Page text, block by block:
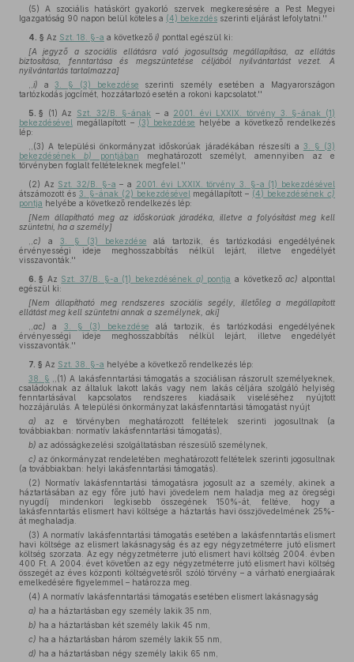
(5) A szociális hatáskört gyakorló szervek megkeresésére a Pest Megyei
Igazgatóság 90 napon belül köteles a (4) bekezdés szerinti eljárást lefolytatni.''
4. § Az Szt. 18. §-a a következő i) ponttal egészül ki:
[A jegyző a szociális ellátásra való jogosultság megállapítása, az ellátás
biztosítása, fenntartása és megszüntetése céljából nyilvántartást vezet. A
nyilvántartás tartalmazza]
i) a3. § (3) bekezdése szerinti személy esetében a Magyarországon
tartózkodás jogcímét, hozzátartozó esetén a rokoni kapcsolatot.''
5. § (1) Az Szt. 32/B. §-ának – a 2001. évi LXXIX. törvény 3. §-ának (1)
bekezdésével megállapított – (3) bekezdése helyébe a következő rendelkezés
lép:
,,(3) A települési önkormányzat időskorúak járadékában részesíti a 3. § (3)
bekezdésénekb) pontjában meghatározott személyt, amennyiben az e
törvényben foglalt feltételeknek megfelel.''
(2) Az Szt. 32/B. §-a – a 2001. évi LXXIX. törvény 3. §-a (1) bekezdésével
átszámozott és 3. §-ának (2) bekezdésével megállapított – (4) bekezdésénekc)
pontja helyébe a következő rendelkezés lép:
[Nem állapítható meg az időskorúak járadéka, illetve a folyósítást meg kell
szüntetni, ha a személy]
c) a 3. § (3) bekezdése alá tartozik, és tartózkodási engedélyének
érvényességi ideje meghosszabbítás nélkül lejárt, illetve engedélyét
visszavonták.''
6. § Az Szt. 37/B. §-a (1) bekezdésének a) pontja a következőac) alponttal
egészül ki:
[Nem állapítható meg rendszeres szociális segély, illetőleg a megállapított
ellátást meg kell szüntetni annak a személynek, aki]
ac) a 3. § (3) bekezdése alá tartozik, és tartózkodási engedélyének
érvényességi ideje meghosszabbítás nélkül lejárt, illetve engedélyét
visszavonták.''
7. § Az Szt. 38. §-a helyébe a következő rendelkezés lép:
38. § ,,(1) A lakásfenntartási támogatás a szociálisan rászorult személyeknek,
családoknak az általuk lakott lakás vagy nem lakás céljára szolgáló helyiség
fenntartásával kapcsolatos rendszeres kiadásaik viseléséhez nyújtott
hozzájárulás. A települési önkormányzat lakásfenntartási támogatást nyújt
a) az e törvényben meghatározott feltételek szerinti jogosultnak (a
továbbiakban: normatív lakásfenntartási támogatás),
b) az adósságkezelési szolgáltatásban részesülő személynek,
c) az önkormányzat rendeletében meghatározott feltételek szerinti jogosultnak
(a továbbiakban: helyi lakásfenntartási támogatás).
(2) Normatív lakásfenntartási támogatásra jogosult az a személy, akinek a
háztartásában az egy főre jutó havi jövedelem nem haladja meg az öregségi
nyugdíj mindenkori legkisebb összegének 150%-át, feltéve, hogy a
lakásfenntartás elismert havi költsége a háztartás havi összjövedelmének 25%-
át meghaladja.
(3) A normatív lakásfenntartási támogatás esetében a lakásfenntartás elismert
havi költsége az elismert lakásnagyság és az egy négyzetméterre jutó elismert
költség szorzata. Az egy négyzetméterre jutó elismert havi költség 2004. évben
400 Ft. A 2004. évet követően az egy négyzetméterre jutó elismert havi költség
összegét az éves központi költségvetésről szóló törvény – a várható energiaárak
emelkedésére figyelemmel – határozza meg.
(4) A normatív lakásfenntartási támogatás esetében elismert lakásnagyság
a) ha a háztartásban egy személy lakik 35 nm,
b) ha a háztartásban két személy lakik 45 nm,
c) ha a háztartásban három személy lakik 55 nm,
d) ha a háztartásban négy személy lakik 65 nm,